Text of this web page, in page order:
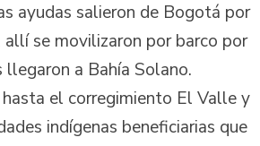
ayudas salieron de Bogotá por
se movilizaron por barco por
a Bahía Solano.
el corregimiento El Valle y
indígenas beneficiarias que